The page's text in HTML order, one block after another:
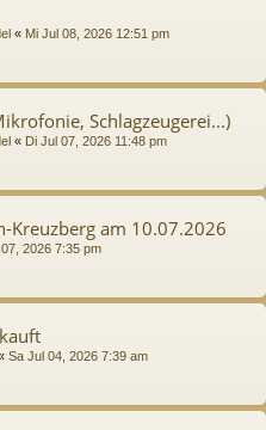
« Mi Jul 08, 2026 12:51 pm
Schlagzeugerei...)
« Di Jul 07, 2026 11:48 pm
Kreuzberg am 10.07.2026
07, 2026 7:35 pm
Sa Jul 04, 2026 7:39 am